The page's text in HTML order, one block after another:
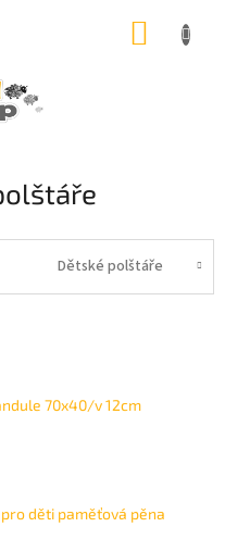
Dětské polštáře
70x40/v 12cm
děti paměťová pěna